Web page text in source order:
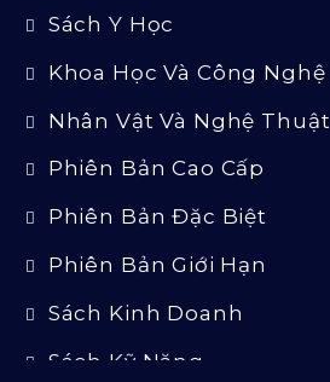
Sách Y Học
Khoa Học Và Công Nghệ
Nhân Vật Và Nghệ Thuật
Phiên Bản Cao Cấp
Phiên Bản Đặc Biệt
Phiên Bản Giới Hạn
Sách Kinh Doanh
Sách Kỹ Năng